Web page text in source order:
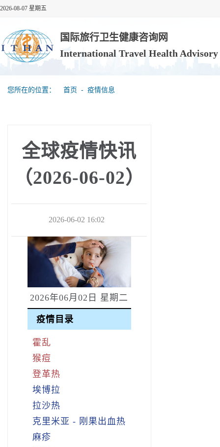
2026-08-07 星期五
国际旅行卫生健康咨询网
International Travel Health
您所在的位置： 首页 ‐ 疫情信息
全球疫情快讯
（2026-06-02）
2026-06-02 16:02
2026年06月02日 星期二
疫情目录
霍乱
猴痘
登革热
埃博拉
拉沙热
克里米亚 - 刚果出血热
麻疹